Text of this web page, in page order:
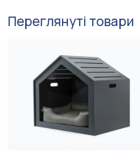
Переглянуті товари